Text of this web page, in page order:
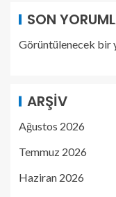
SON
Görüntülenecek bir
ARŞIV
Ağustos 2026
Temmuz 2026
Haziran 2026